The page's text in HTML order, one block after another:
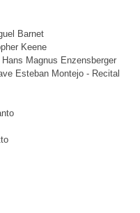
Barnet
Keene
Magnus Enzensberger
Esteban Montejo - Recital